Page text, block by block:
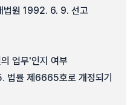
법원 1992. 6. 9. 선고
업무'인지 여부
률 제6665호로 개정되기